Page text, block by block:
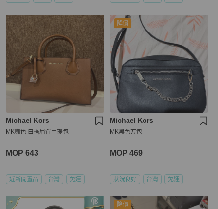
Michael Kors
MK咖色 白搭肩背手提包
MOP 643
近新閒置品 台灣 免運
降價
Michael Kors
MK黑色方包
MOP 469
狀況良好 台灣 免運
降價